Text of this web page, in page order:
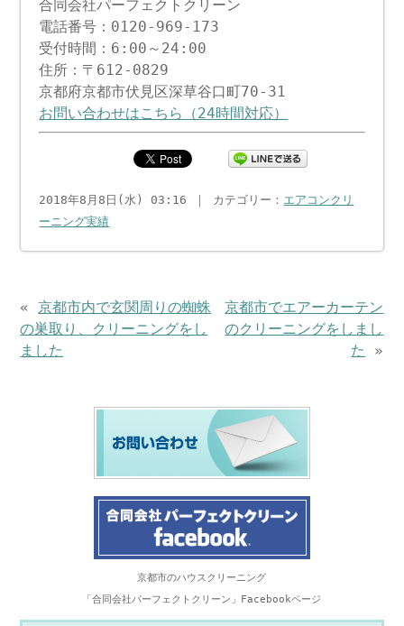
合同会社パーフェクトクリーン
電話番号：0120-969-173
受付時間：6:00～24:00
住所：〒612-0829
京都府京都市伏見区深草谷口町70-31
お問い合わせはこちら（24時間対応）
2018年8月8日(水) 03:16 ｜ カテゴリー： エアコンクリ
ーニング実績
«京都市内で玄関周りの蜘蛛
の巣取り、クリーニングをし
ました
京都市でエアーカーテン
のクリーニングをしまし
た
»
京都市のハウスクリーニング
「合同会社パーフェクトクリーン」Facebookページ